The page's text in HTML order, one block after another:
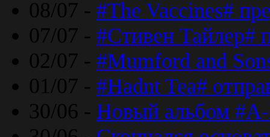
08/07 - #The Vaccines#
07/07 - #Стивен Тайлер#
02/07 - #Mumford and
01/07 - #Hadnt Tea#
30/06 - Новый альбом #A-